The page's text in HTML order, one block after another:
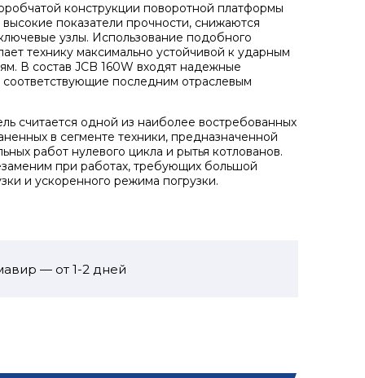
конструкции поворотной платформы
высокие показатели прочности, снижаются
узлы. Использование подобного
технику максимально устойчивой к ударным
В состав JCB 160W входят надежные
последним отраслевым
считается одной из наиболее востребованных
в сегменте техники, предназначенной
работ нулевого цикла и рытья котлованов.
при работах, требующих большой
и ускоренного режима погрузки.
— от 1-2 дней